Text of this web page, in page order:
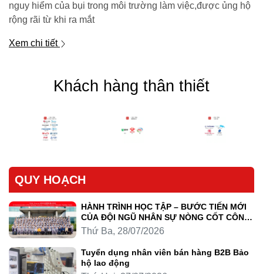
nguy hiểm của bụi trong môi trường làm việc,được ủng hộ
rộng rãi từ khi ra mắt
Xem chi tiết
Khách hàng thân thiết
QUY HOẠCH
HÀNH TRÌNH HỌC TẬP – BƯỚC TIẾN MỚI
CỦA ĐỘI NGŨ NHÂN SỰ NÒNG CỐT CÔNG
TY LUYỆN KIM TRẦN HỒNG QUÂN
Thứ Ba, 28/07/2026
Tuyển dụng nhân viên bán hàng B2B Bảo
hộ lao động